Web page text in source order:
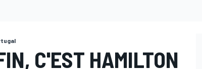
C'EST HAMILTON